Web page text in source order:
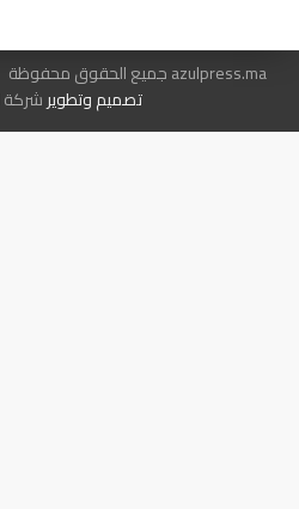
azulpress.ma جميع الحقوق محفوظة
تصميم وتطويرشركة